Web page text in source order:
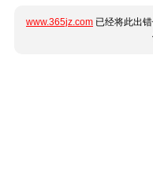
www.365jz.com 已经将此出